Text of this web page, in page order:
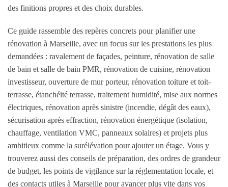
des finitions propres et des choix durables.
Ce guide rassemble des repères concrets pour planifier une
rénovation à Marseille, avec un focus sur les prestations les plus
demandées : ravalement de façades, peinture, rénovation de salle
de bain et salle de bain PMR, rénovation de cuisine, rénovation
investisseur, ouverture de mur porteur, rénovation toiture et toit-
terrasse, étanchéité terrasse, traitement humidité, mise aux normes
électriques, rénovation après sinistre (incendie, dégât des eaux),
sécurisation après effraction, rénovation énergétique (isolation,
chauffage, ventilation VMC, panneaux solaires) et projets plus
ambitieux comme la surélévation pour ajouter un étage. Vous y
trouverez aussi des conseils de préparation, des ordres de grandeur
de budget, les points de vigilance sur la réglementation locale, et
des contacts utiles à Marseille pour avancer plus vite dans vos